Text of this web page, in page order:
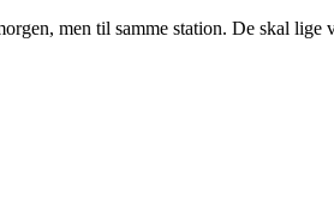
men til samme station. De skal lige